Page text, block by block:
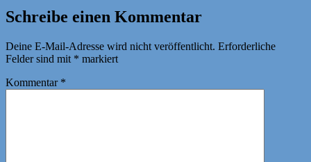
Schreibe einen Kommentar
Deine E-Mail-Adresse wird nicht veröffentlicht. Erforderliche
Felder sind mit * markiert
Kommentar *